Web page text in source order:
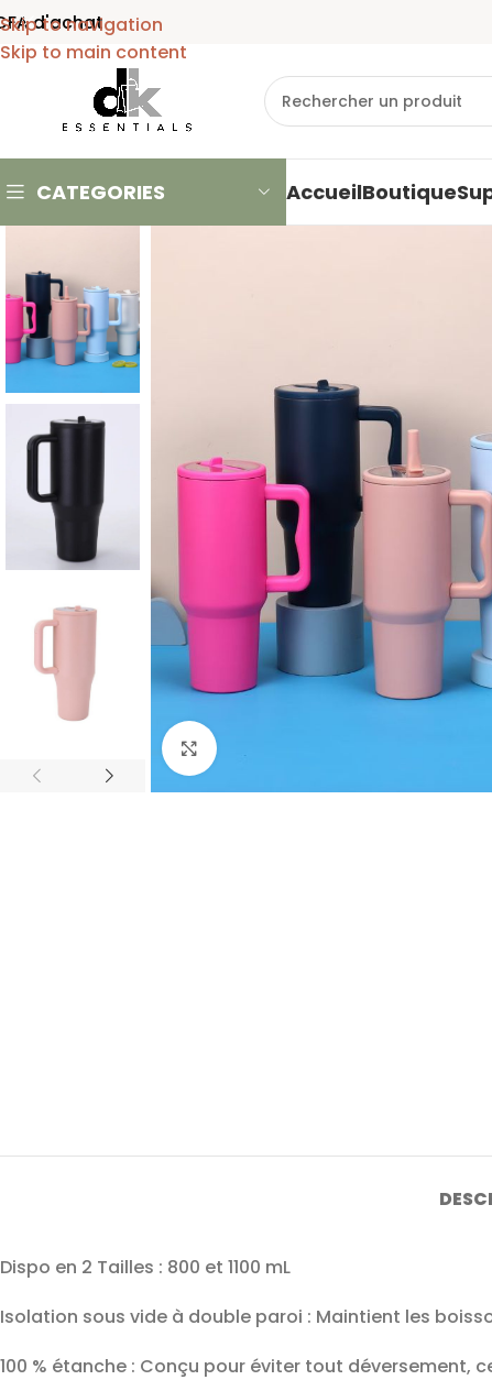
Skip to navigation
Skip to main content
CATEGORIES AccueilBoutique
Dispo en 2 Tailles : 800 et 1100 mL
Isolation sous vide à double paroi : Maintient les
100 % étanche : Conçu pour éviter tout déversement,